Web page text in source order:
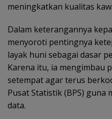
meningkatkan kualitas
Dalam keterangannya
menyoroti pentingnya
layak huni sebagai dasar
Karena itu, ia mengimbau
setempat agar terus
Pusat Statistik (BPS) guna
data.